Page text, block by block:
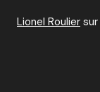
Lionel Roulier sur